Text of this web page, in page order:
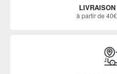
à partir de